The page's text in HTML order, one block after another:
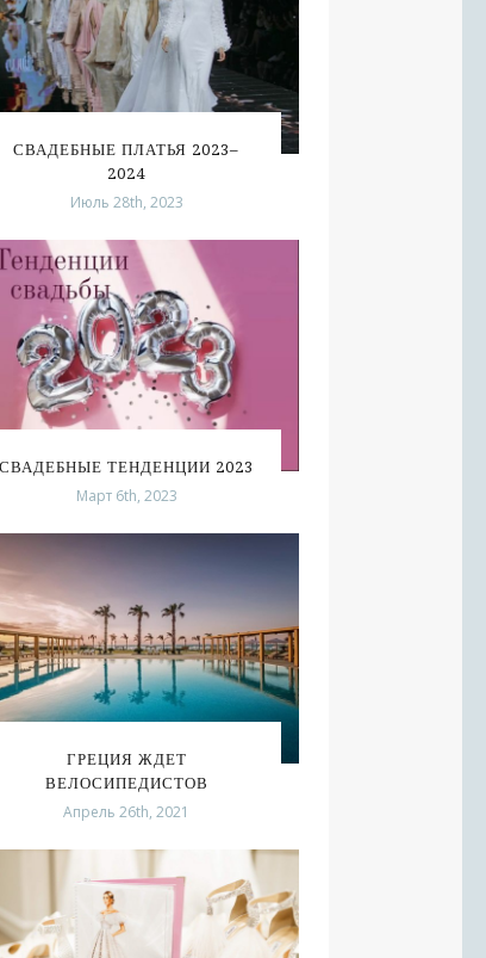
СВАДЕБНЫЕ ПЛАТЬЯ 2023–
2024
Июль 28th, 2023
СВАДЕБНЫЕ ТЕНДЕНЦИИ 2023
Март 6th, 2023
ГРЕЦИЯ ЖДЕТ
ВЕЛОСИПЕДИСТОВ
Апрель 26th, 2021